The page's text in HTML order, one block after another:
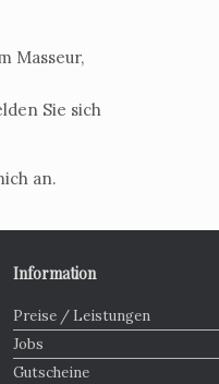
Masseur,
Sie sich
an.
Information
Preise / Leistungen
Jobs
Gutscheine